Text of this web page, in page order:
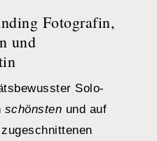
Fotografin,
und
Solo-
schönsten und auf